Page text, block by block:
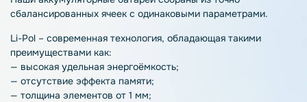
сбалансированных ячеек с одинаковыми параметрами.
Li-Pol – современная технология, обладающая такими
преимуществами как:
— высокая удельная энергоёмкость;
— отсутствие эффекта памяти;
— толщина элементов от 1 мм;